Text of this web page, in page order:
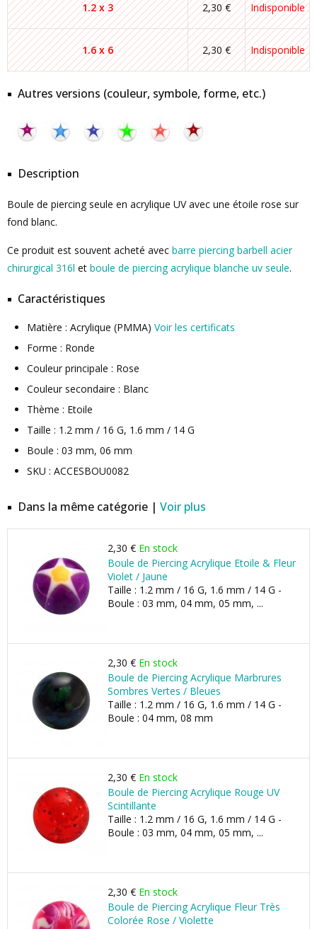
1.2 x 3 2,30 € Indisponible
1.6 x 6 2,30 € Indisponible
Autres versions (couleur, symbole, forme, etc.)
Description
Boule de piercing seule en acrylique UV avec une étoile rose sur
fond blanc.
Ce produit est souvent acheté avec barre piercing barbell acier
chirurgical 316l et boule de piercing acrylique blanche uv seule.
Caractéristiques
Matière : Acrylique (PMMA) Voir les certificats
Forme : Ronde
Couleur principale : Rose
Couleur secondaire : Blanc
Thème : Etoile
Taille : 1.2 mm / 16 G, 1.6 mm / 14 G
Boule : 03 mm, 06 mm
SKU : ACCESBOU0082
Dans la même catégorie | Voir plus
2,30 € En stock
Boule de Piercing Acrylique Etoile & Fleur
Violet / Jaune
Taille : 1.2 mm / 16 G, 1.6 mm / 14 G -
Boule : 03 mm, 04 mm, 05 mm, ...
2,30 € En stock
Boule de Piercing Acrylique Marbrures
Sombres Vertes / Bleues
Taille : 1.2 mm / 16 G, 1.6 mm / 14 G -
Boule : 04 mm, 08 mm
2,30 € En stock
Boule de Piercing Acrylique Rouge UV
Scintillante
Taille : 1.2 mm / 16 G, 1.6 mm / 14 G -
Boule : 03 mm, 04 mm, 05 mm, ...
2,30 € En stock
Boule de Piercing Acrylique Fleur Très
Colorée Rose / Violette